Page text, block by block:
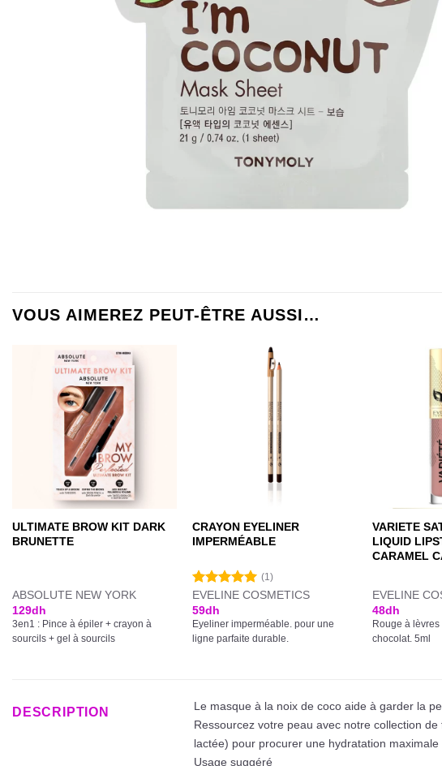
VOUS AIMEREZ PEUT-ÊTRE AUSSI…
ULTIMATE BROW KIT DARK
BRUNETTE
ABSOLUTE NEW YORK
129dh
3en1 : Pince à épiler + crayon à
sourcils + gel à sourcils
CRAYON EYELINER
IMPERMÉABLE
Note 5.00
sur 5
(1)
EVELINE COSMETICS
59dh
Eyeliner imperméable. pour une
ligne parfaite durable.
VARIETE
LIQUID
CARAMEL
EVELINE
48dh
Rouge à
chocolat. 5ml
DESCRIPTION
Le masque à la noix de coco aide à garder la
Ressourcez votre peau avec notre collection
lactée) pour procurer une hydratation
Usage suggéré